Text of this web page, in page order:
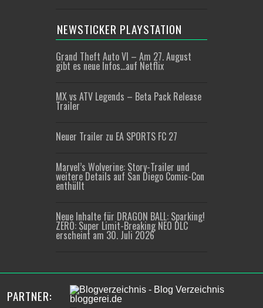
NEWSTICKER PLAYSTATION
Grand Theft Auto VI – Am 27. August
gibt es neue Infos…auf Netflix
MX vs ATV Legends – Beta Pack Release
Trailer
Neuer Trailer zu EA SPORTS FC 27
Marvel’s Wolverine: Story-Trailer und
weitere Details auf San Diego Comic-Con
enthüllt
Neue Inhalte für DRAGON BALL: Sparking!
ZERO: Super Limit-Breaking NEO DLC
erscheint am 30. Juli 2026
PARTNER: